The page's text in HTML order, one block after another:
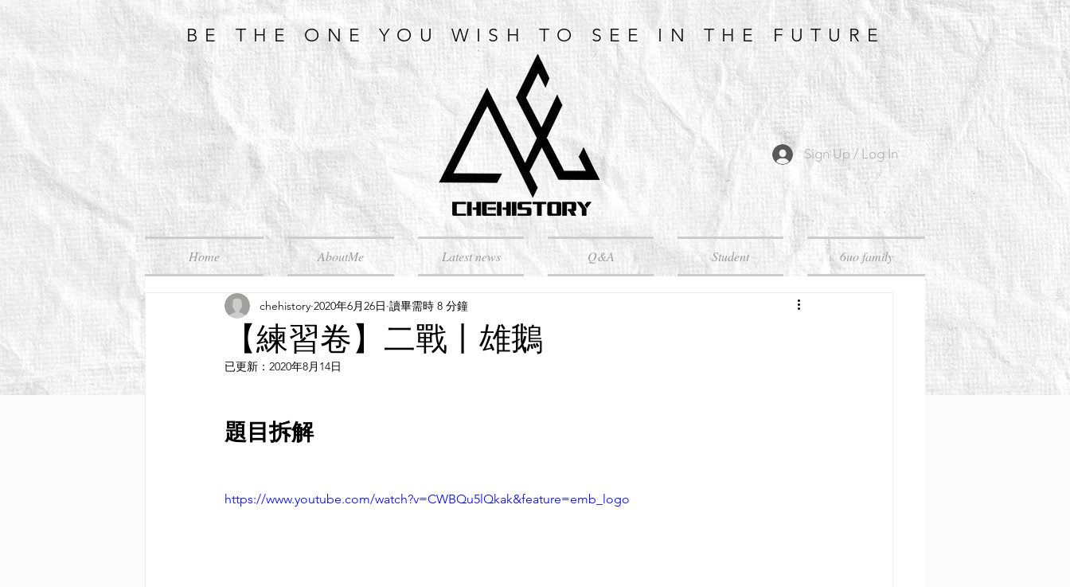
BE THE ONE YOU WISH TO SEE IN THE FUTURE
Sign Up / Log In
Home AboutMe Latest news Q&A Student 6uo family
【練習卷】二戰丨雄鵝
chehistory 2020年6月26日 讀畢需時 8 分鐘
已更新： 2020年8月14日
題目拆解
https://www.youtube.com/watch?v=CWBQu5lQkak&feature=emb_logo